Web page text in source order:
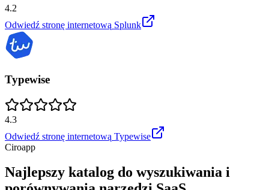
4.2
Odwiedź stronę internetową Splunk
Typewise
4.3
Odwiedź stronę internetową Typewise
Ciroapp
Najlepszy katalog do wyszukiwania i